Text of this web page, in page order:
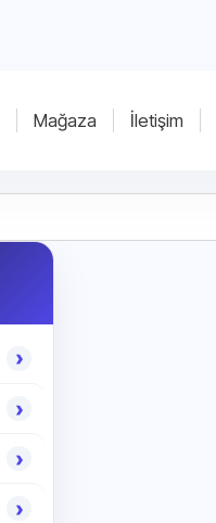
Mağaza İletişim
›
›
›
›